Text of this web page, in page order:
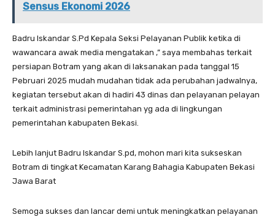
Sensus Ekonomi 2026
Badru Iskandar S.Pd Kepala Seksi Pelayanan Publik ketika di
wawancara awak media mengatakan ,” saya membahas terkait
persiapan Botram yang akan di laksanakan pada tanggal 15
Pebruari 2025 mudah mudahan tidak ada perubahan jadwalnya,
kegiatan tersebut akan di hadiri 43 dinas dan pelayanan pelayan
terkait administrasi pemerintahan yg ada di lingkungan
pemerintahan kabupaten Bekasi.
Lebih lanjut Badru Iskandar S.pd, mohon mari kita sukseskan
Botram di tingkat Kecamatan Karang Bahagia Kabupaten Bekasi
Jawa Barat
Semoga sukses dan lancar demi untuk meningkatkan pelayanan